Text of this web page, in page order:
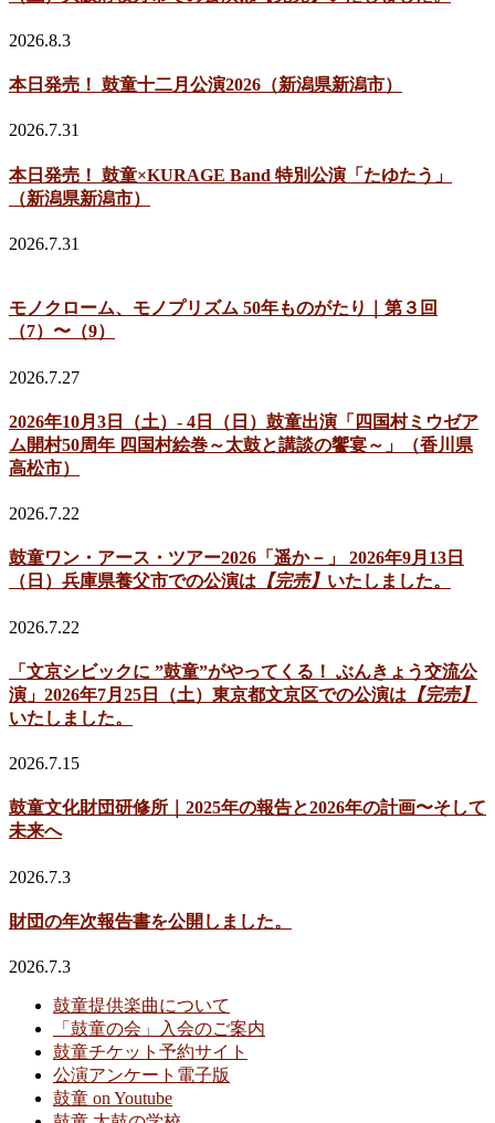
2026.8.3
本日発売！ 鼓童十二月公演2026（新潟県新潟市）
2026.7.31
本日発売！ 鼓童×KURAGE Band 特別公演「たゆたう」
（新潟県新潟市）
2026.7.31
モノクローム、モノプリズム 50年ものがたり｜第３回
（7）〜（9）
2026.7.27
2026年10月3日（土）- 4日（日）鼓童出演「四国村ミウゼア
ム開村50周年 四国村絵巻～太鼓と講談の饗宴～」（香川県
高松市）
2026.7.22
鼓童ワン・アース・ツアー2026「遥か－」 2026年9月13日
（日）兵庫県養父市での公演は 【完売】 いたしました。
2026.7.22
「文京シビックに ”鼓童”がやってくる！ ぶんきょう交流公
演」2026年7月25日（土）東京都文京区での公演は 【完売】
いたしました。
2026.7.15
鼓童文化財団研修所｜2025年の報告と2026年の計画〜そして
未来へ
2026.7.3
財団の年次報告書を公開しました。
2026.7.3
鼓童提供楽曲について
「鼓童の会」入会のご案内
鼓童チケット予約サイト
公演アンケート電子版
鼓童 on Youtube